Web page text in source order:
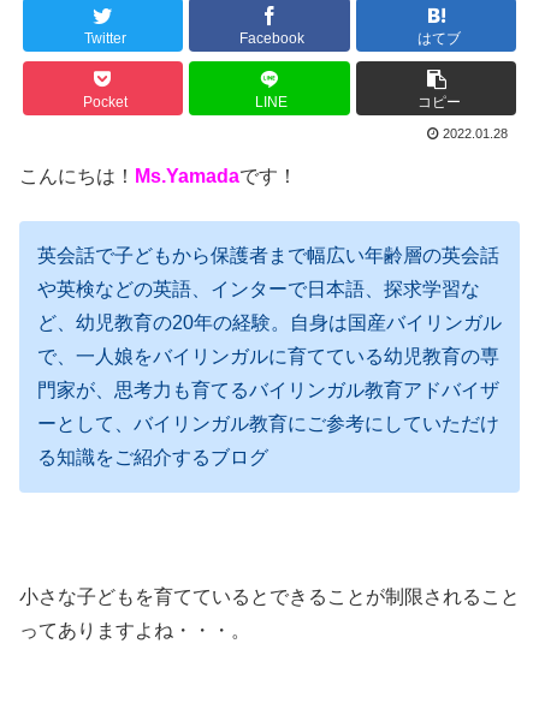
Twitter Facebook はてブ
Pocket LINE コピー
2022.01.28
こんにちは！ Ms.Yamadaです！
英会話で子どもから保護者まで幅広い年齢層の英会話
や英検などの英語、インターで日本語、探求学習な
ど、幼児教育の20年の経験。
自身は国産バイリンガル
で、一人娘をバイリンガルに育てている幼児教育の専
門家が、思考力も育てるバイリンガル教育アドバイザ
ーとして、バイリンガル教育にご参考にしていただけ
る知識をご紹介するブログ
小さな子どもを育てているとできることが制限されること
ってありますよね・・・。